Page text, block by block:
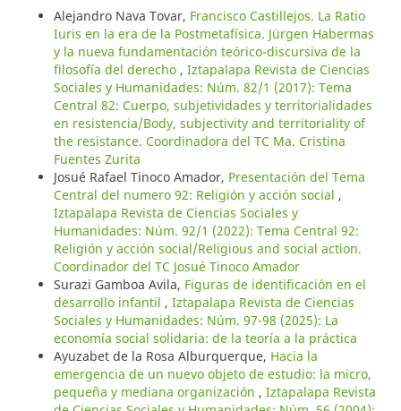
Alejandro Nava Tovar, Francisco Castillejos. La Ratio
Iuris en la era de la Postmetafísica. Jürgen Habermas
y la nueva fundamentación teórico-discursiva de la
filosofía del derecho , Iztapalapa Revista de Ciencias
Sociales y Humanidades: Núm. 82/1 (2017): Tema
Central 82: Cuerpo, subjetividades y territorialidades
en resistencia/Body, subjectivity and territoriality of
the resistance. Coordinadora del TC Ma. Cristina
Fuentes Zurita
Josué Rafael Tinoco Amador, Presentación del Tema
Central del numero 92: Religión y acción social ,
Iztapalapa Revista de Ciencias Sociales y
Humanidades: Núm. 92/1 (2022): Tema Central 92:
Religión y acción social/Religious and social action.
Coordinador del TC Josué Tinoco Amador
Surazi Gamboa Avila, Figuras de identificación en el
desarrollo infantil , Iztapalapa Revista de Ciencias
Sociales y Humanidades: Núm. 97-98 (2025): La
economía social solidaria: de la teoría a la práctica
Ayuzabet de la Rosa Alburquerque, Hacia la
emergencia de un nuevo objeto de estudio: la micro,
pequeña y mediana organización , Iztapalapa Revista